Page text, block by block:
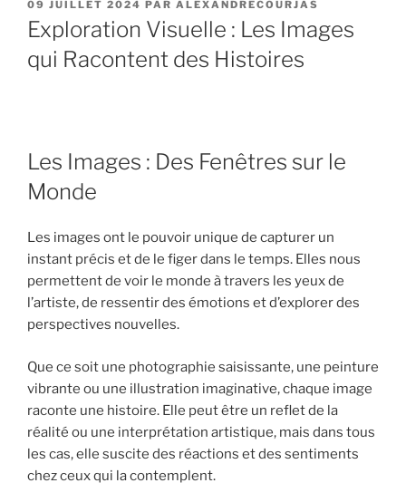
PUBLIÉ
LE
09 JUILLET 2024 PAR ALEXANDRECOURJAS
Exploration Visuelle : Les Images
qui Racontent des Histoires
Les Images : Des Fenêtres sur le
Monde
Les images ont le pouvoir unique de capturer un
instant précis et de le figer dans le temps. Elles nous
permettent de voir le monde à travers les yeux de
l’artiste, de ressentir des émotions et d’explorer des
perspectives nouvelles.
Que ce soit une photographie saisissante, une peinture
vibrante ou une illustration imaginative, chaque image
raconte une histoire. Elle peut être un reflet de la
réalité ou une interprétation artistique, mais dans tous
les cas, elle suscite des réactions et des sentiments
chez ceux qui la contemplent.